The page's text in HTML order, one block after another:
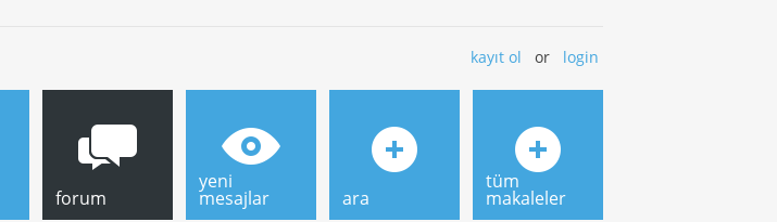
kayıt ol or login
forum
yeni
mesajlar ara
tüm
makaleler